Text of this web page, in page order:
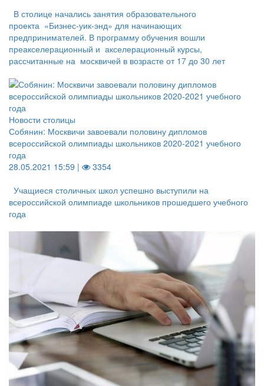
В столице начались занятия образовательного
проекта «Бизнес-уик-энд» для начинающих
предпринимателей. В программу обучения вошли
преакселерационный и акселерационный курсы,
рассчитанные на москвичей в возрасте от 17 до 30 лет
Новости столицы
Собянин: Москвичи завоевали половину дипломов
всероссийской олимпиады школьников 2020-2021 учебного
года
28.05.2021 15:59 |
3354
Учащиеся столичных школ успешно выступили на
всероссийской олимпиаде школьников прошедшего учебного
года